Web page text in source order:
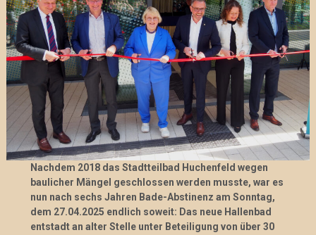
Nachdem 2018 das Stadtteilbad Huchenfeld wegen
baulicher Mängel geschlossen werden musste, war es
nun nach sechs Jahren Bade-Abstinenz am Sonntag,
dem 27.04.2025 endlich soweit: Das neue Hallenbad
entstadt an alter Stelle unter Beteiligung von über 30